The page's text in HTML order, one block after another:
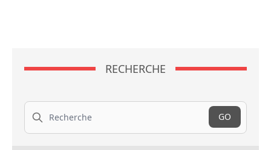
RECHERCHE
Recherche
GO